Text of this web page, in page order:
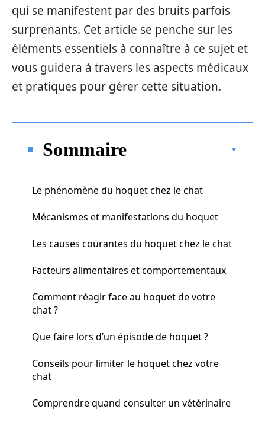
qui se manifestent par des bruits parfois
surprenants. Cet article se penche sur les
éléments essentiels à connaître à ce sujet et
vous guidera à travers les aspects médicaux
et pratiques pour gérer cette situation.
Sommaire
Le phénomène du hoquet chez le chat
Mécanismes et manifestations du hoquet
Les causes courantes du hoquet chez le chat
Facteurs alimentaires et comportementaux
Comment réagir face au hoquet de votre
chat ?
Que faire lors d’un épisode de hoquet ?
Conseils pour limiter le hoquet chez votre
chat
Comprendre quand consulter un vétérinaire